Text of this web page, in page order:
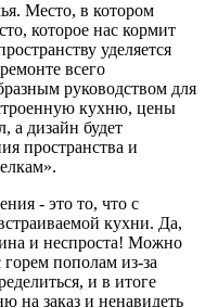
Место, в котором
которое нас кормит
уделяется
всего
руководством для
кухню, цены
а дизайн будет
пространства и
- это то, что с
кухни. Да,
и неспроста! Можно
пополам из-за
и в итоге
на заказ и ненавидеть